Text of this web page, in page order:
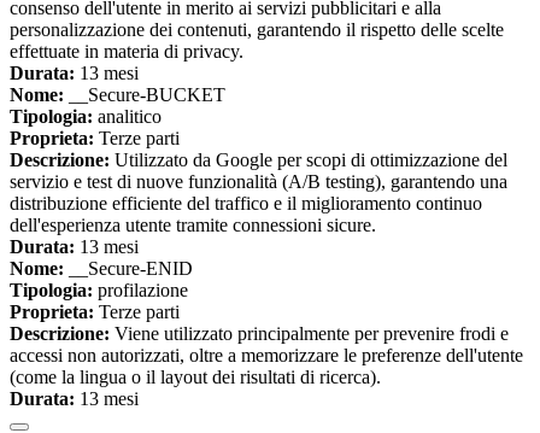
consenso dell'utente in merito ai servizi pubblicitari e alla
personalizzazione dei contenuti, garantendo il rispetto delle scelte
effettuate in materia di privacy.
Durata: 13 mesi
Nome: __Secure-BUCKET
Tipologia: analitico
Proprieta: Terze parti
Descrizione: Utilizzato da Google per scopi di ottimizzazione del
servizio e test di nuove funzionalità (A/B testing), garantendo una
distribuzione efficiente del traffico e il miglioramento continuo
dell'esperienza utente tramite connessioni sicure.
Durata: 13 mesi
Nome: __Secure-ENID
Tipologia: profilazione
Proprieta: Terze parti
Descrizione: Viene utilizzato principalmente per prevenire frodi e
accessi non autorizzati, oltre a memorizzare le preferenze dell'utente
(come la lingua o il layout dei risultati di ricerca).
Durata: 13 mesi